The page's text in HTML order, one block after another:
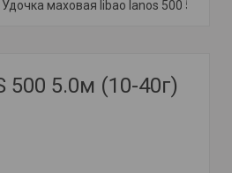
500 5.0м (10-40г)